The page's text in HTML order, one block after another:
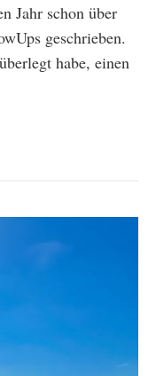
Jahr schon über
geschrieben.
habe, einen